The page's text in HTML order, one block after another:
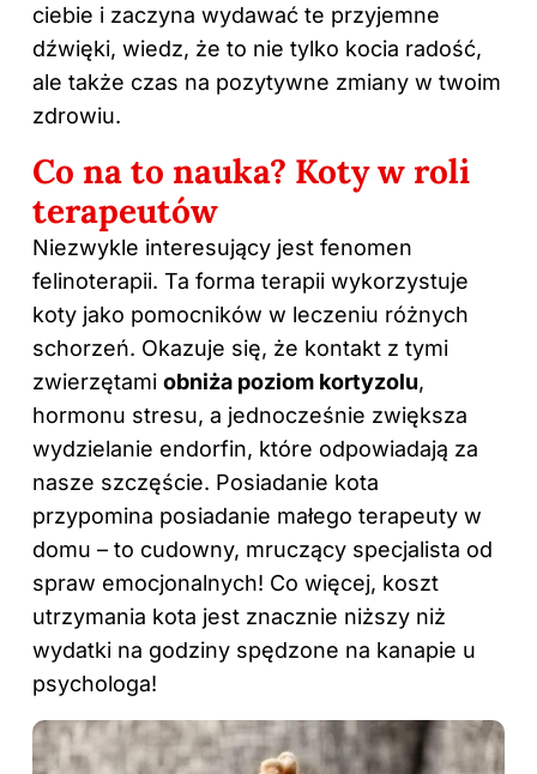
ciebie i zaczyna wydawać te przyjemne
dźwięki, wiedz, że to nie tylko kocia radość,
ale także czas na pozytywne zmiany w twoim
zdrowiu.
Co na to nauka? Koty w roli
terapeutów
Niezwykle interesujący jest fenomen
felinoterapii. Ta forma terapii wykorzystuje
koty jako pomocników w leczeniu różnych
schorzeń. Okazuje się, że kontakt z tymi
zwierzętami obniża poziom kortyzolu,
hormonu stresu, a jednocześnie zwiększa
wydzielanie endorfin, które odpowiadają za
nasze szczęście. Posiadanie kota
przypomina posiadanie małego terapeuty w
domu – to cudowny, mruczący specjalista od
spraw emocjonalnych! Co więcej, koszt
utrzymania kota jest znacznie niższy niż
wydatki na godziny spędzone na kanapie u
psychologa!